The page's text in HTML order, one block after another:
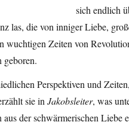
sich endlich
las, die von inniger Liebe,
wuchtigen Zeiten von
geboren.
Perspektiven und
sie inJakobsleiter, was
aus der schwärmerischen Liebe